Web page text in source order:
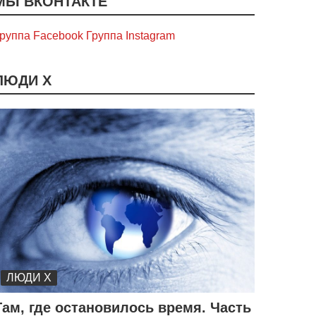
Facebook Группа Instagram
Х
ЛЮДИ Х
где остановилось время. Часть